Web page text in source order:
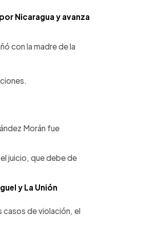
Nicaragua y avanza
con la madre de la
Morán fue
juicio, que debe de
y La Unión
casos de violación, el